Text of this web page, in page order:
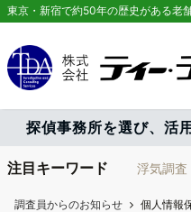
東京・新宿で約50年の歴史がある老
探偵事務所を選び、活
注目キーワード 浮気調査
調査員からのお知らせ